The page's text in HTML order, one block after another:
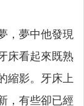
，夢中他發現
床看起來既熟
縮影。牙床上
，有些卻已經